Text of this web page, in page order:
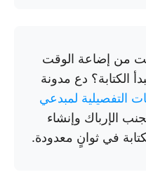
من إضاعة الوقت
الكتابة؟ دع مدونة
التفصيلية لمبدعي
الإرباك وإنشاء
في ثوانٍ معدودة.